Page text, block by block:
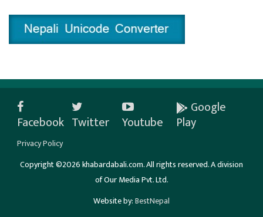
Facebook Twitter Youtube
Google
Play
Privacy Policy
Copyright ©2026 khabardabali.com. All rights reserved. A division
of Our Media Pvt. Ltd.
Website by:BestNepal